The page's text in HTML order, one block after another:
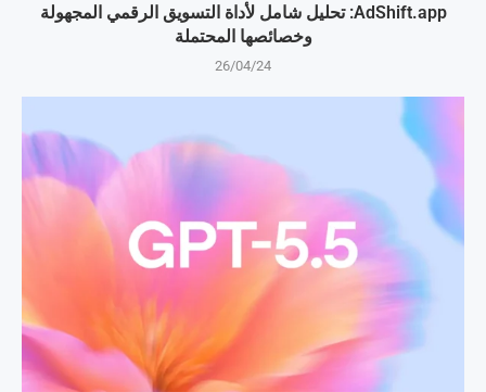
AdShift.app: تحليل شامل لأداة التسويق الرقمي المجهولة
وخصائصها المحتملة
26/04/24